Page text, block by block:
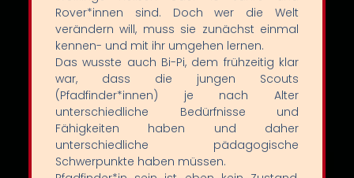
Rover*innen sind. Doch wer die Welt
verändern will, muss sie zunächst einmal
kennen- und mit ihr umgehen lernen.
Das wusste auch Bi-Pi, dem frühzeitig klar
war, dass die jungen Scouts
(Pfadfinder*innen) je nach Alter
unterschiedliche Bedürfnisse und
Fähigkeiten haben und daher
unterschiedliche pädagogische
Schwerpunkte haben müssen.